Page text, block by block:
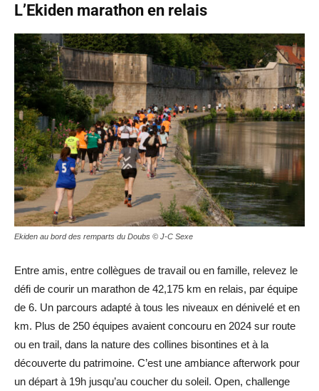
L’Ekiden marathon en relais
Ekiden au bord des remparts du Doubs © J-C Sexe
Entre amis, entre collègues de travail ou en famille, relevez le
défi de courir un marathon de 42,175 km en relais, par équipe
de 6. Un parcours adapté à tous les niveaux en dénivelé et en
km. Plus de 250 équipes avaient concouru en 2024 sur route
ou en trail, dans la nature des collines bisontines et à la
découverte du patrimoine. C’est une ambiance afterwork pour
un départ à 19h jusqu’au coucher du soleil. Open, challenge